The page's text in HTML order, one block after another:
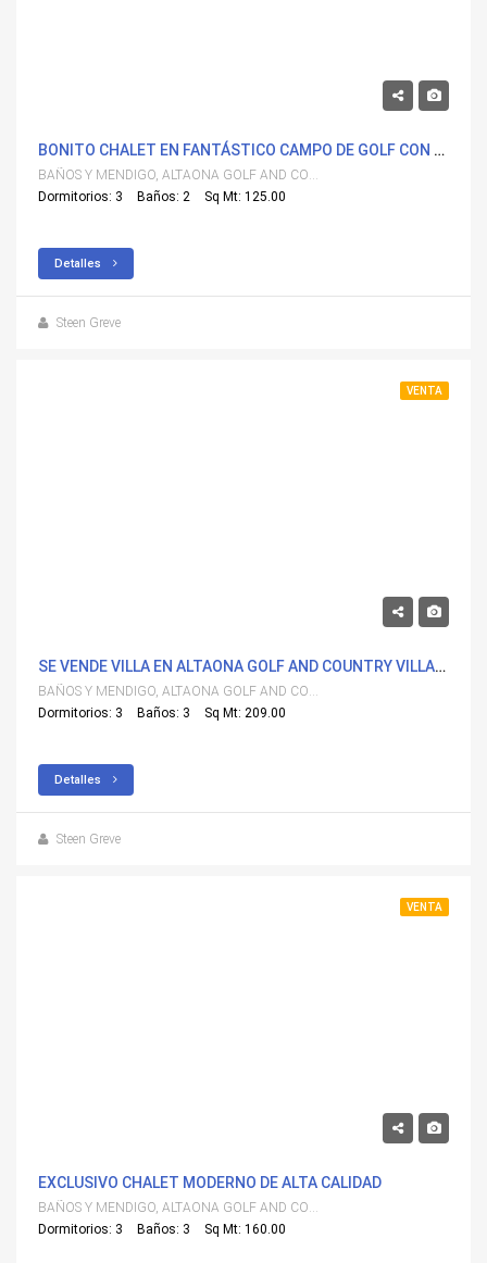
BONITO CHALET EN FANTÁSTICO CAMPO DE GOLF CON PISCINA PROPIA
BAÑOS Y MENDIGO, ALTAONA GOLF AND COUNTRY VILLAGE
Dormitorios: 3
Baños: 2 Sq Mt: 125.00
Detalles
Steen Greve
VENTA
SE VENDE VILLA EN ALTAONA GOLF AND COUNTRY VILLAGE, BAÃ±OS Y MENDIGO CON PISCINA
BAÑOS Y MENDIGO, ALTAONA GOLF AND COUNTRY VILLAGE
Dormitorios: 3
Baños: 3 Sq Mt: 209.00
Detalles
Steen Greve
VENTA
EXCLUSIVO CHALET MODERNO DE ALTA CALIDAD
BAÑOS Y MENDIGO, ALTAONA GOLF AND COUNTRY VILLAGE
Dormitorios: 3
Baños: 3 Sq Mt: 160.00